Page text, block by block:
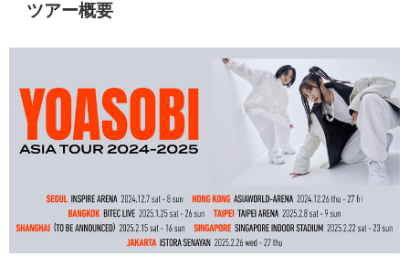
ツアー概要